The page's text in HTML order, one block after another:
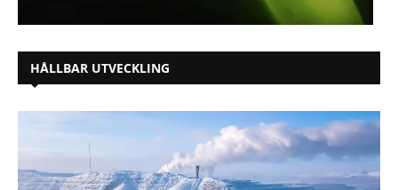
HÅLLBAR UTVECKLING